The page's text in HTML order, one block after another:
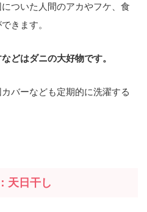
ついた人間のアカやフケ、食
きます。
どはダニの大好物です。
バーなども定期的に洗濯する
天日干し